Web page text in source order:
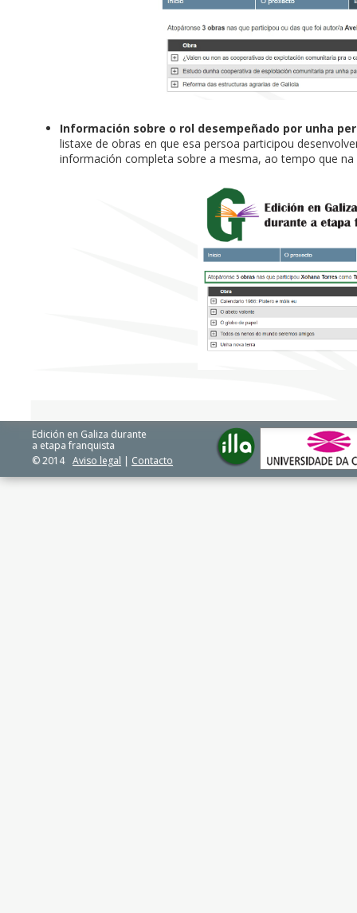
Información sobre o rol desempeñado por unha
listaxe de obras en que esa persoa participou
información completa sobre a mesma, ao tempo que
Edición en Galiza durante
a etapa franquista
© 2014 Aviso legal | Contacto